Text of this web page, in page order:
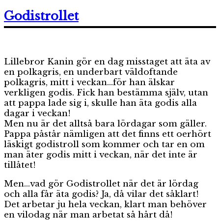
Godistrollet
Lillebror Kanin gör en dag misstaget att äta av
en polkagris, en underbart väldoftande
polkagris, mitt i veckan…för han älskar
verkligen godis. Fick han bestämma själv, utan
att pappa lade sig i, skulle han äta godis alla
dagar i veckan!
Men nu är det alltså bara lördagar som gäller.
Pappa påstår nämligen att det finns ett oerhört
läskigt godistroll som kommer och tar en om
man äter godis mitt i veckan, när det inte är
tillåtet!
Men…vad gör Godistrollet när det är lördag
och alla får äta godis? Ja, då vilar det såklart!
Det arbetar ju hela veckan, klart man behöver
en vilodag när man arbetat så hårt då!